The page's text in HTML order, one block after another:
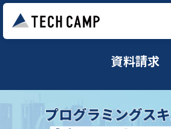
資料請求